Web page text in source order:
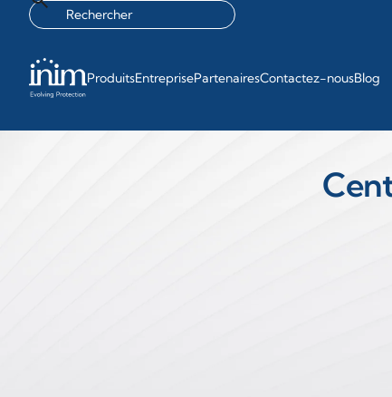
ProduitsEntreprisePartenairesContactez-nousBlog